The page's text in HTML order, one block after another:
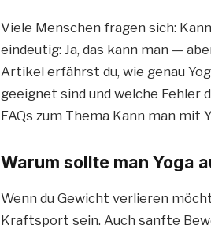
Viele Menschen fragen sich:
eindeutig: Ja, das kann man —
Artikel erfährst du, wie genau
geeignet sind und welche Fehler
FAQs zum Thema Kann man mit
Warum sollte man Yoga
Wenn du Gewicht verlieren
Kraftsport sein. Auch sanfte